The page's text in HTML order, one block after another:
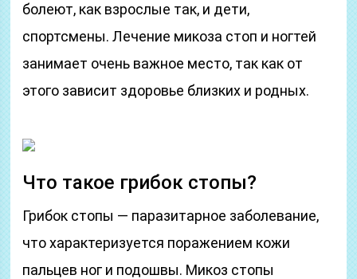
болеют, как взрослые так, и дети,
спортсмены. Лечение микоза стоп и ногтей
занимает очень важное место, так как от
этого зависит здоровье близких и родных.
Что такое грибок стопы?
Грибок стопы — паразитарное заболевание,
что характеризуется поражением кожи
пальцев ног и подошвы. Микоз стопы